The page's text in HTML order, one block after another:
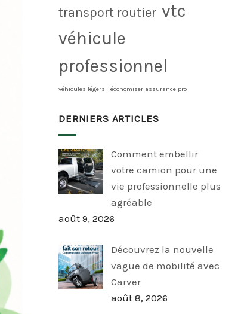
transport routier vtc
véhicule
professionnel
véhicules légers économiser assurance pro
DERNIERS ARTICLES
Comment embellir
votre camion pour une
vie professionnelle plus
agréable
août 9, 2026
Découvrez la nouvelle
vague de mobilité avec
Carver
août 8, 2026